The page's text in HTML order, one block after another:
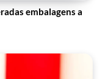
embalagens a